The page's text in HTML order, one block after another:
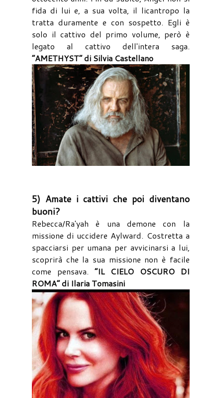
fida di lui e, a sua volta, il licantropo la
tratta duramente e con sospetto. Egli è
solo il cattivo del primo volume, però è
legato al cattivo dell'intera saga.
“AMETHYST” di Silvia Castellano
5) Amate i cattivi che poi diventano
buoni?
Rebecca/Ra'yah è una demone con la
missione di uccidere Aylward. Costretta a
spacciarsi per umana per avvicinarsi a lui,
scoprirà che la sua missione non è facile
come pensava. “IL CIELO OSCURO DI
ROMA” di Ilaria Tomasini